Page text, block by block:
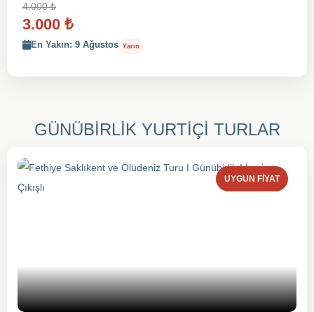
4.000₺
3.000 ₺
En Yakın: 9 Ağustos Yarın
GÜNÜBİRLİK YURTİÇİ TURLAR
UYGUN FIYAT